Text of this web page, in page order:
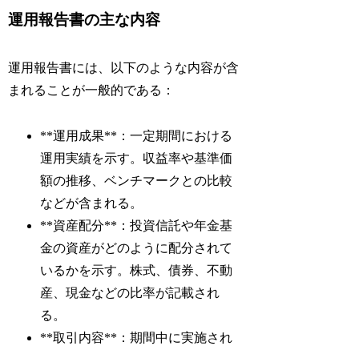
運用報告書の主な内容
運用報告書には、以下のような内容が含
まれることが一般的である：
**運用成果**：一定期間における
運用実績を示す。収益率や基準価
額の推移、ベンチマークとの比較
などが含まれる。
**資産配分**：投資信託や年金基
金の資産がどのように配分されて
いるかを示す。株式、債券、不動
産、現金などの比率が記載され
る。
**取引内容**：期間中に実施され